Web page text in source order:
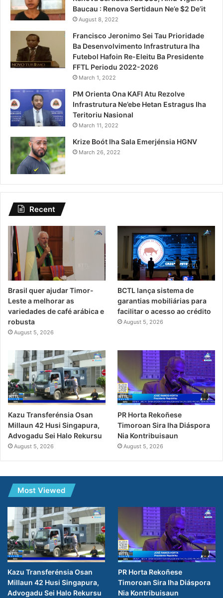
Baucau : Renova Sertidaun Ne’e $2 De’it
August 8, 2022
Francisco Jeronimo Sei Tau Prioridade
Ba Desenvolvimento Infrastrutura Iha
Futebol Hafoin Re-Eleitu Ba Presidente
FFTL Periodu 2022-2026
March 1, 2022
PM Orienta Ona KAFI Atu Rezolve
Infrastrutura Ne’ebe Hetan Estragus Iha
Teritoriu Nasional
March 11, 2022
Krize Boót Iha Sala Emerjénsia HGNV
March 26, 2022
Recent
Brasil quer ajudar Timor-
Leste a melhorar as
variedades de café arábica e
robusta
August 5, 2026
BCTL lança sistema de
garantias mobiliárias para
facilitar o acesso ao crédito
August 5, 2026
Kazu Transferénsia Osan
Millaun 42 Husi Singapura,
Advogadu Sei Halo Rekursu
August 5, 2026
PR Horta Rekoñese
Timoroan Sira Iha Diáspora
Nia Kontribuisaun
August 5, 2026
Most Viewed
Kazu Transferénsia Osan
Millaun 42 Husi Singapura,
Advogadu Sei Halo Rekursu
PR Horta Rekoñese
Timoroan Sira Iha Diáspora
Nia Kontribuisaun